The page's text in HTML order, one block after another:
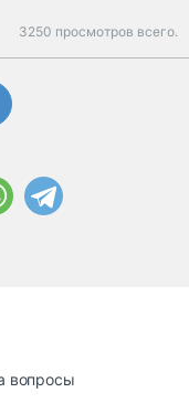
3250 просмотров всего.
вопросы